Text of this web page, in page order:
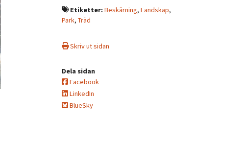
Etiketter:Beskärning, Landskap,
Park, Träd
Skriv ut sidan
Dela sidan
Facebook
LinkedIn
BlueSky